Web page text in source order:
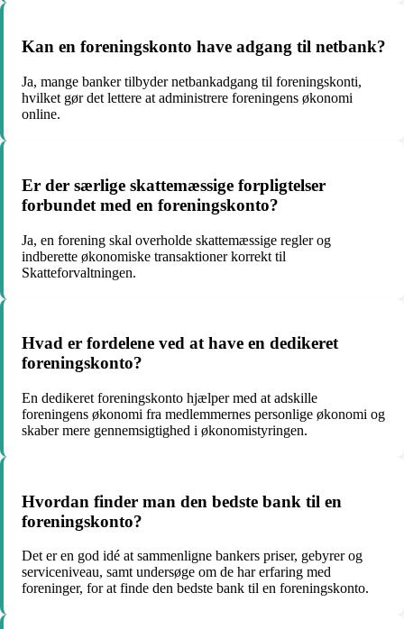
Kan en foreningskonto have adgang til netbank?
Ja, mange banker tilbyder netbankadgang til foreningskonti,
hvilket gør det lettere at administrere foreningens økonomi
online.
Er der særlige skattemæssige forpligtelser
forbundet med en foreningskonto?
Ja, en forening skal overholde skattemæssige regler og
indberette økonomiske transaktioner korrekt til
Skatteforvaltningen.
Hvad er fordelene ved at have en dedikeret
foreningskonto?
En dedikeret foreningskonto hjælper med at adskille
foreningens økonomi fra medlemmernes personlige økonomi og
skaber mere gennemsigtighed i økonomistyringen.
Hvordan finder man den bedste bank til en
foreningskonto?
Det er en god idé at sammenligne bankers priser, gebyrer og
serviceniveau, samt undersøge om de har erfaring med
foreninger, for at finde den bedste bank til en foreningskonto.